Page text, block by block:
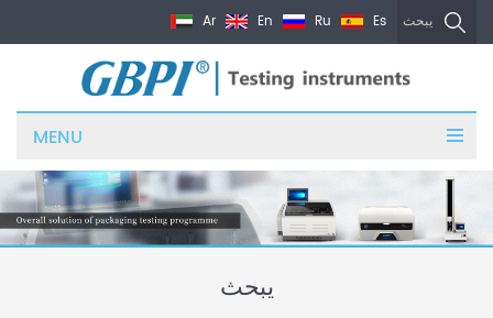
يبحث Ar En Ru Es
MENU
يبحث